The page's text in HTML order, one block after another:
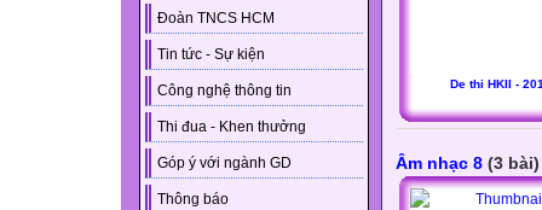
Đoàn TNCS HCM
Tin tức - Sự kiện
Công nghệ thông tin
Thi đua - Khen thưởng
Góp ý với ngành GD
Thông báo
De thi HKII -
Âm nhạc 8 (3 bài)